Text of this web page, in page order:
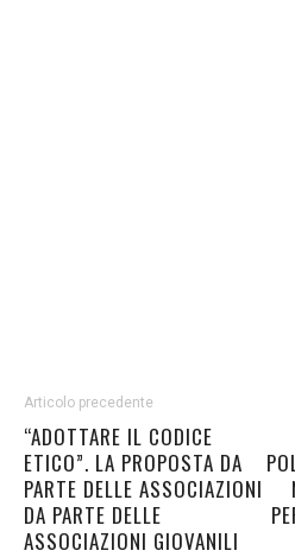
Articolo precedente
“ADOTTARE IL CODICE
ETICO”. LA PROPOSTA DA
PARTE DELLE ASSOCIAZIONI
DA PARTE DELLE
ASSOCIAZIONI GIOVANILI